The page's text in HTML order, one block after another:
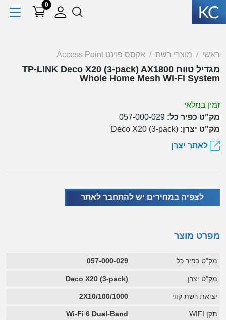
0
ראשי מוצרי רשת אקסס פוינט Access Point
מגדיל טווח TP-LINK Deco X20 (3-pack) AX1800
Whole Home Mesh Wi-Fi System
זמין במלאי
מק"ט כפיר כל: 057-000-029
מק"ט יצרן: Deco X20 (3-pack)
לאתר יצרן
לצפיה במחירים יש להתחבר לאתר
מפרט מוצר
מק"ט כפיר כל 057-000-029
מק"ט יצרן Deco X20 (3-pack)
יציאת רשת קווי 2X10/100/1000
תקן WIFI Wi-Fi 6 Dual-Band